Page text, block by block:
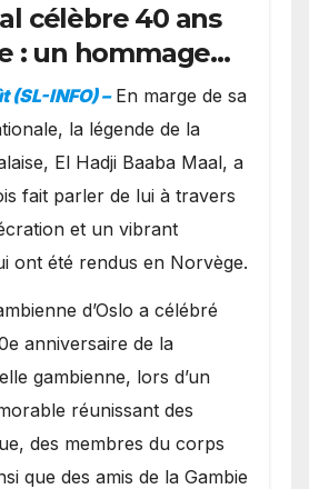
célèbre 40 ans
: un hommage
à Oslo en
la famille
(SL-INFO) – ​En marge de sa
la légende de la
El Hadji Baaba Maal, a
fait parler de lui à travers
et un vibrant
ont été rendus en Norvège.
d’Oslo a célébré
anniversaire de la
gambienne, lors d’un
réunissant des
des membres du corps
que des amis de la Gambie